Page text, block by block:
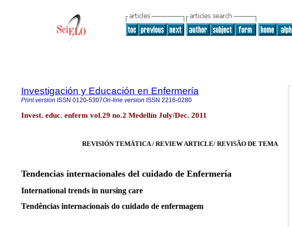
Investigación y Educación en Enfermería
Print version ISSN 0120-5307On-line version ISSN 2216-0280
Invest. educ. enferm vol.29 no.2 Medellín July/Dec. 2011
REVISIÓN TEMÁTICA / REVIEW ARTICLE/ REVISÃO DE TEMA
Tendencias internacionales del cuidado de Enfermería
International trends in nursing care
Tendências internacionais do cuidado de enfermagem